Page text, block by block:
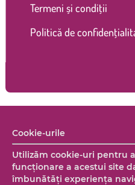
Termeni și condiții
Politică de
Creare magazin online
Cookie-urile
Utilizăm cookie-uri pentru
funcționare a acestui site
îmbunătăţi experienţa